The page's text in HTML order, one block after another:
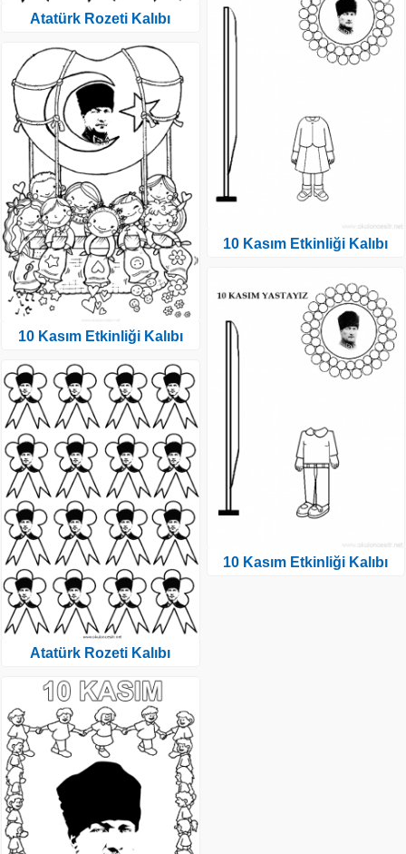
Atatürk Rozeti Kalıbı
10 Kasım Etkinliği Kalıbı
Atatürk Rozeti Kalıbı
10 Kasım Etkinliği Kalıbı
10 Kasım Etkinliği Kalıbı